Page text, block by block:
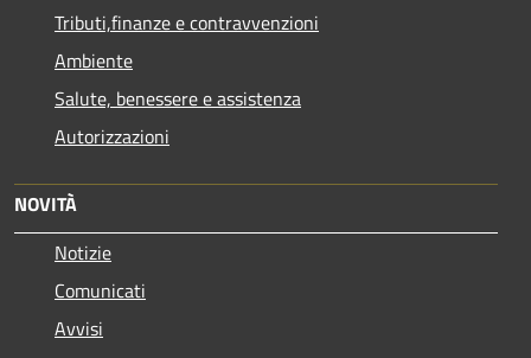
Tributi,finanze e contravvenzioni
Ambiente
Salute, benessere e assistenza
Autorizzazioni
NOVITÀ
Notizie
Comunicati
Avvisi